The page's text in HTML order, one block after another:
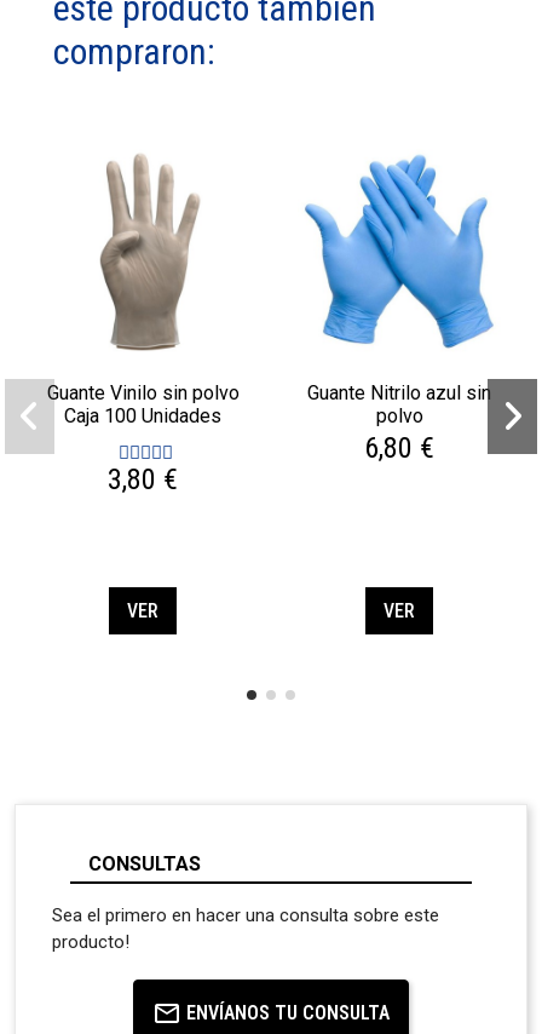
compraron:
Guante Vinilo sin polvo
Caja 100 Unidades
3,80 €
VER
Guante Nitrilo azul sin
polvo
6,80 €
VER
CONSULTAS
Sea el primero en hacer una consulta sobre este
producto!
ENVÍANOS TU CONSULTA